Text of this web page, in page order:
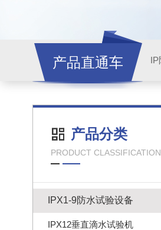
产品直通车
产品分类
PRODUCT CLASSIFICATION
IPX1-9防水试验设备
IPX12垂直滴水试验机